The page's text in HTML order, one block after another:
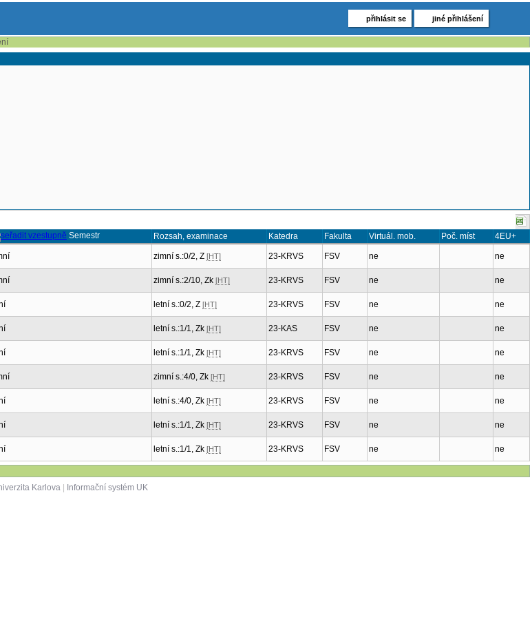
přihlásit se jiné přihlášení
Semestr Rozsah, examinace Katedra Fakulta Virtuál. mob. Poč. míst 4EU+
zimní s.:0/2, Z [HT] 23-KRVS FSV ne ne
zimní s.:2/10, Zk [HT] 23-KRVS FSV ne ne
letní s.:0/2, Z [HT] 23-KRVS FSV ne ne
letní s.:1/1, Zk [HT] 23-KAS FSV ne ne
letní s.:1/1, Zk [HT] 23-KRVS FSV ne ne
zimní s.:4/0, Zk [HT] 23-KRVS FSV ne ne
letní s.:4/0, Zk [HT] 23-KRVS FSV ne ne
letní s.:1/1, Zk [HT] 23-KRVS FSV ne ne
letní s.:1/1, Zk [HT] 23-KRVS FSV ne ne
Karlova| Informační systém UK